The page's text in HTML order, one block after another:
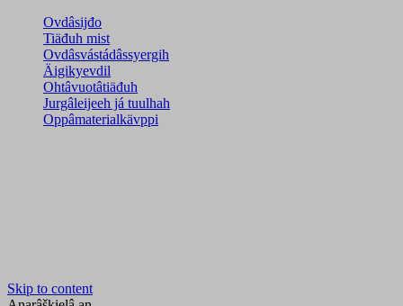
Ovdâsijđo
Tiäđuh mist
Ovdâsvástádâssyergih
Äigikyevdil
Ohtâvuotâtiäđuh
Jurgâleijeeh já tuulhah
Oppâmaterialkävppi
Skip to content